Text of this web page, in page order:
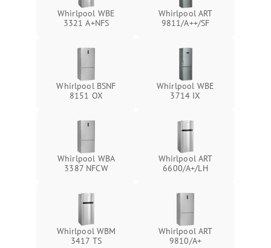
Whirlpool WBE
3321 A+NFS
Whirlpool ART
9811/A++/SF
Whirlpool BSNF
8151 OX
Whirlpool WBE
3714 IX
Whirlpool WBA
3387 NFCW
Whirlpool ART
6600/A+/LH
Whirlpool WBM
3417 TS
Whirlpool ART
9810/A+